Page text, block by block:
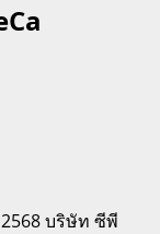
บริษัท ซีพี